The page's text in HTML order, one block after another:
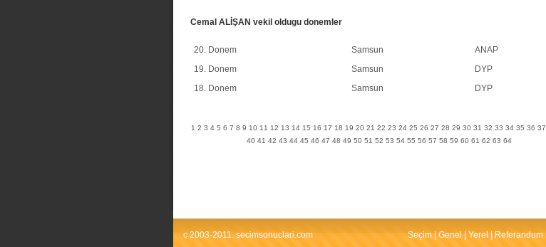
Cemal ALİŞAN vekil oldugu donemler
20. Donem Samsun
ANAP
19. Donem
Samsun
DYP
18. Donem
Samsun DYP
1 2 3 4 5 6 7 8 9 10 11 12 13 14 15 16 17 18 19 20 21 22 23 24 25 26 27 28 29 30 31 32 33 34 35 36 37
40 41 42 43 44 45 46 47 48 49 50 51 52 53 54 55 56 57 58 59 60 61 62 63 64
c 2003-2011. secimsonuclari.com Seçim Genel Yerel Referandum